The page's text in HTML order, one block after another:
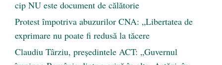
cip NU este document de călătorie
Protest împotriva abuzurilor CNA: „Libertatea de
exprimare nu poate fi redusă la tăcere
Claudiu Târziu, președintele ACT: „Guvernul